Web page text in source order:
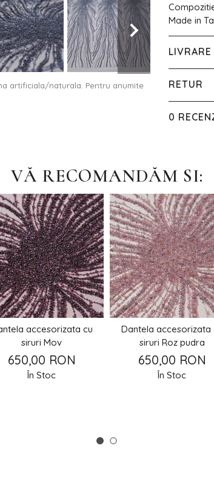
artificiala/naturala. Pentru anumite
Made in
LIVRARE
RETUR
0
VĂ RECOMANDĂM SI:
accesorizata cu
siruri Mov
650,00 RON
În Stoc
Dantela accesorizata
siruri Roz pudra
650,00 RON
În Stoc